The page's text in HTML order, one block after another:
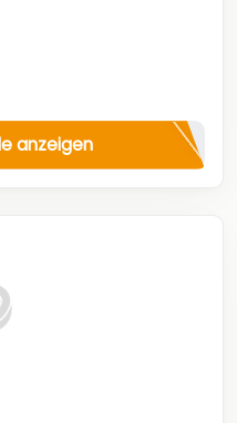
anzeigen